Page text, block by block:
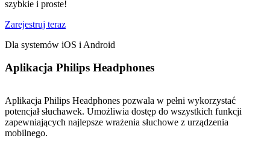
szybkie i proste!
Zarejestruj teraz
Dla systemów iOS i Android
Aplikacja Philips Headphones
Aplikacja Philips Headphones pozwala w pełni wykorzystać
potencjał słuchawek. Umożliwia dostęp do wszystkich funkcji
zapewniających najlepsze wrażenia słuchowe z urządzenia
mobilnego.